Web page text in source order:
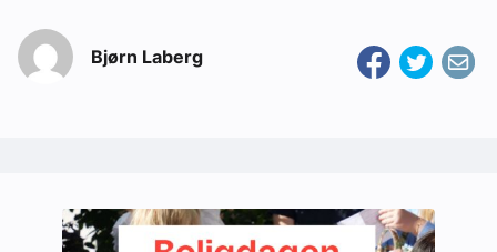
Bjørn Laberg